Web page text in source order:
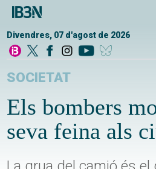
Divendres, 07 d'agost de 2026
SOCIETAT
Els bombers
seva feina als